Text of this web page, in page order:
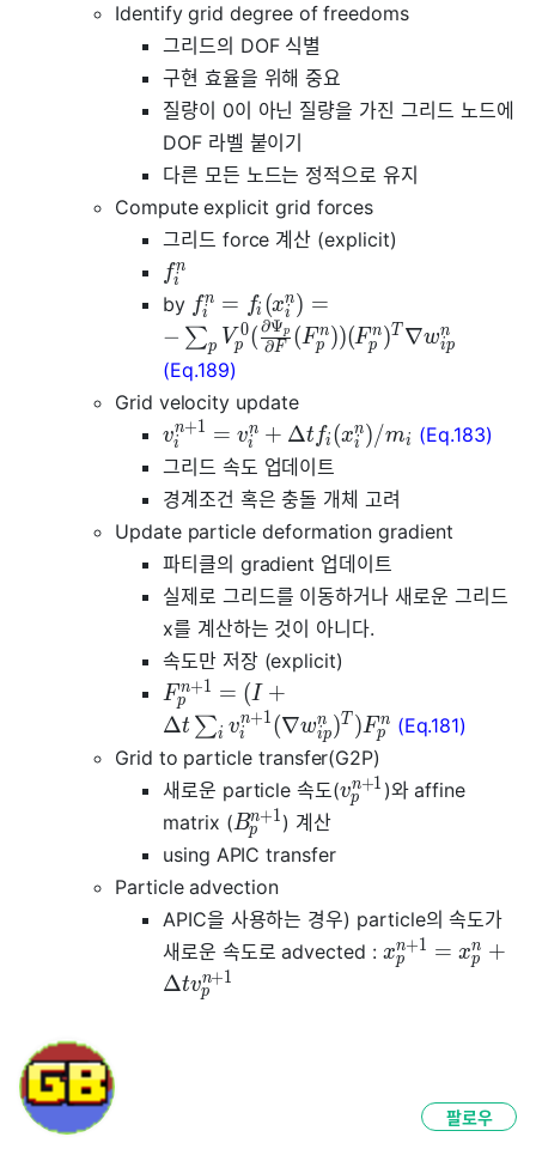
Identify grid degree of freedoms
그리드의 DOF 식별
구현 효율을 위해 중요
질량이 0이 아닌 질량을 가진 그리드 노드에
DOF 라벨 붙이기
다른 모든 노드는 정적으로 유지
Compute explicit grid forces
그리드 force 계산 (explicit)
fi
n
by fi
n = fi (xi
n) =
− ∑p Vp
0( ∂F
∂Ψp (Fp
n))(Fp
n)T ∇wip
n
(Eq.189)
Grid velocity update
vi
n+1 = vi
n + Δtfi (xi
n)/mi
(Eq.183)
그리드 속도 업데이트
경계조건 혹은 충돌 개체 고려
Update particle deformation gradient
파티클의 gradient 업데이트
실제로 그리드를 이동하거나 새로운 그리드
x를 계산하는 것이 아니다.
속도만 저장 (explicit)
Fp
n+1 = (I +
Δt ∑i vi
n+1(∇wip
n )T )Fp
n (Eq.181)
Grid to particle transfer(G2P)
새로운 particle 속도(vp
n+1 )와 affine
matrix (Bp
n+1) 계산
using APIC transfer
Particle advection
APIC을 사용하는 경우) particle의 속도가
새로운 속도로 advected : xp
n+1 = xp
n +
Δtvp
n+1
팔로우